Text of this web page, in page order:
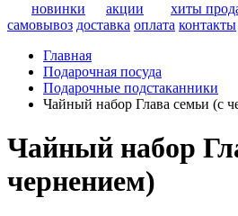
новинки акции
хиты
самовывоз доставка оплата контакты
Главная
Подарочная посуда
Подарочные подстаканники
Чайный набор Глава семьи (с
Чайный набор
чернением)